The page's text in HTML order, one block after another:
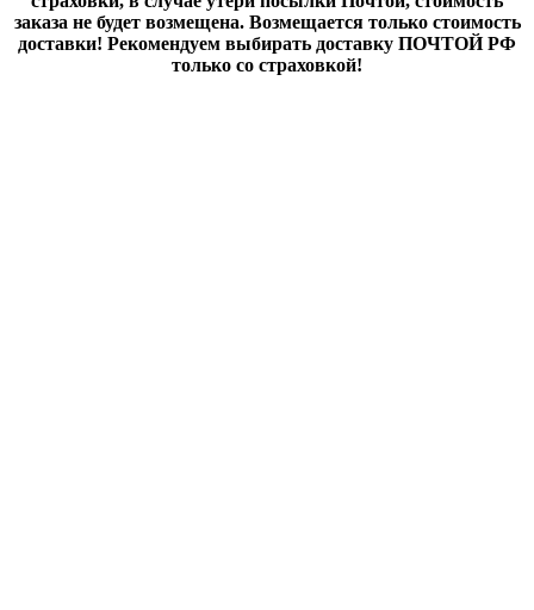
заказа не будет возмещена. Возмещается только стоимость
доставки! Рекомендуем выбирать доставку ПОЧТОЙ РФ
только со страховкой!